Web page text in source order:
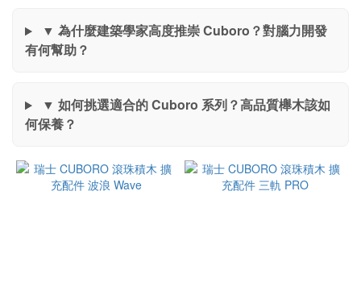
▼ 為什麼建築學家高度推崇 Cuboro？對腦力開發
有何幫助？
▼ 如何挑選適合的 Cuboro 系列？高品質櫸木該如
何保養？